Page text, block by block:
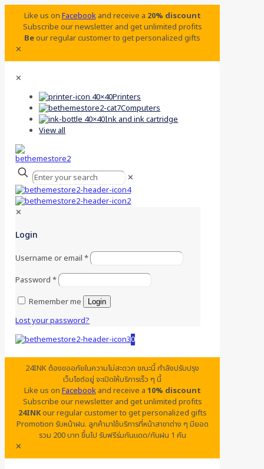
Like us onFacebookand receive a 20% discount
Subscribe our newsletter and get unlimited profits
Beour regular customer to get personalized gifts
✕
✕
Printers
Computers
Ink and ink cartridge
View all
✕
✕
Login
Username or email*
Password*
Remember me
Login
Lost your password?
0
24INK ต้องขออภัยในความไม่สะดวก ขณะนี้ กำลังปรับปรุง
เว็บไซต์อยู่ จะเปิดให้บริการเร็ว ๆ นี้
Like us onFacebookand receive a 10% discount
Subscribe our newsletter and get unlimited profits
24INKour regular customer to get personalized gifts
Promotion รับหน้าฝน. ลูกค้ามาใช้บริการที่หน้าสาขาต่าง ๆ มียอด
รวม 200 บาท ขึ้นไป รับฟรีร่มกันแดด/กันฝน 1 คัน
✕